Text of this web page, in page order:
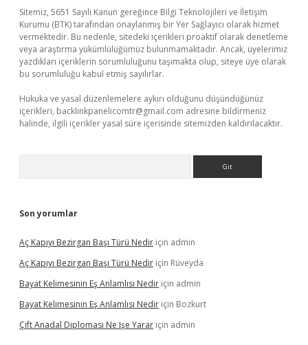
Sitemiz, 5651 Sayılı Kanun gereğince Bilgi Teknolojileri ve İletişim
Kurumu (BTK) tarafından onaylanmış bir Yer Sağlayıcı olarak hizmet
vermektedir. Bu nedenle, sitedeki içerikleri proaktif olarak denetleme
veya araştırma yükümlülüğümüz bulunmamaktadır. Ancak, üyelerimiz
yazdıkları içeriklerin sorumluluğunu taşımakta olup, siteye üye olarak
bu sorumluluğu kabul etmiş sayılırlar.
Hukuka ve yasal düzenlemelere aykırı olduğunu düşündüğünüz
içerikleri, backlinkpanelicomtr@gmail.com adresine bildirmeniz
halinde, ilgili içerikler yasal süre içerisinde sitemizden kaldırılacaktır.
Son yorumlar
Aç Kapıyı Bezirgan Başı Türü Nedir için admin
Aç Kapıyı Bezirgan Başı Türü Nedir için Rüveyda
Bayat Kelimesinin Eş Anlamlısı Nedir için admin
Bayat Kelimesinin Eş Anlamlısı Nedir için Bozkurt
Çift Anadal Diploması Ne Işe Yarar için admin